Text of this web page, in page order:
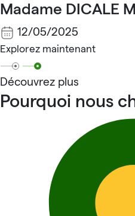
Madame DICALE
12/05/2025
Explorez maintenant
Découvrez plus
Pourquoi nous